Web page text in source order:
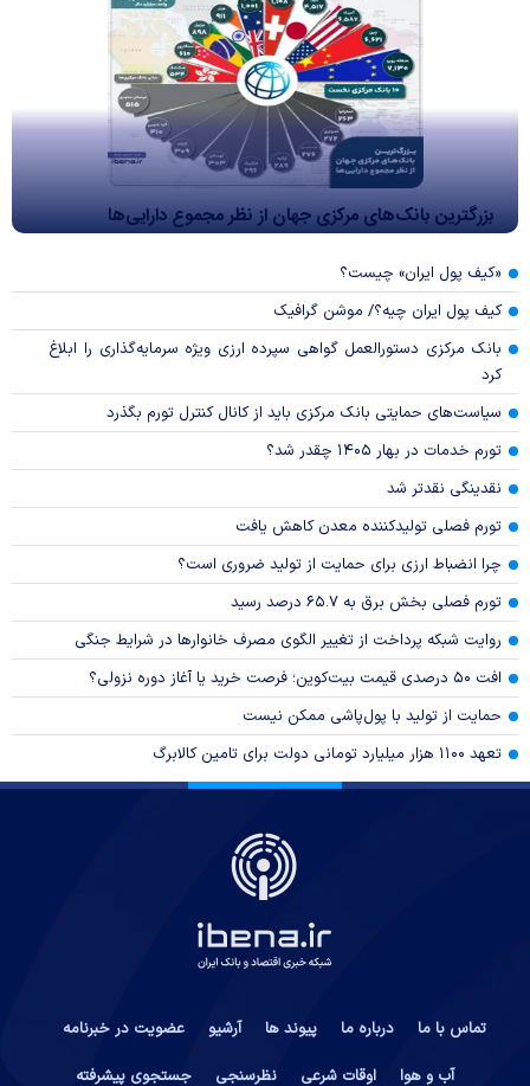
بزرگترین بانک‌های مرکزی جهان از نظر مجموع دارایی‌ها
«کیف پول ایران» چیست؟
کیف پول ایران چیه؟/ موشن گرافیک
بانک مرکزی دستورالعمل گواهی سپرده ارزی ویژه سرمایه‌گذاری را ابلاغ
کرد
سیاست‌های حمایتی بانک مرکزی باید از کانال کنترل تورم بگذرد
تورم خدمات در بهار ۱۴۰۵ چقدر شد؟
نقدینگی نقدتر شد
تورم فصلی تولیدکننده معدن کاهش یافت
چرا انضباط ارزی برای حمایت از تولید ضروری است؟
تورم فصلی بخش برق به ۶۵.۷ درصد رسید
روایت شبکه پرداخت از تغییر الگوی مصرف خانوار‌ها در شرایط جنگی
افت ۵۰ درصدی قیمت بیت‌کوین؛ فرصت خرید یا آغاز دوره نزولی؟
حمایت از تولید با پول‌پاشی ممکن نیست
تعهد ۱۱۰۰ هزار میلیارد تومانی دولت برای تامین کالابرگ
تماس با ما درباره ما پیوند ها آرشیو
عضویت در خبرنامه
آب و هوا
اوقات شرعی نظرسنجی جستجوی پیشرفته